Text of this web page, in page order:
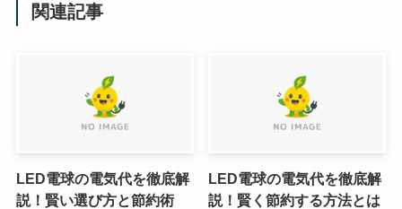
関連記事
LED電球の電気代を徹底解
説！賢い選び方と節約術
LED電球の電気代を徹底解
説！賢く節約する方法とは